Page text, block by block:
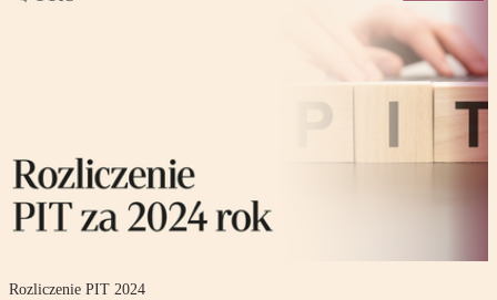
Rozliczenie PIT 2024